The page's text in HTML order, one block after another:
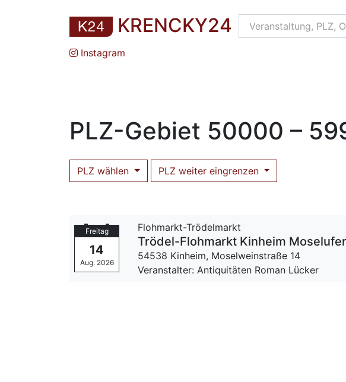
KRENCKY24
Instagram
PLZ-Gebiet 50000 –
PLZ wählen PLZ weiter eingrenzen
Freitag
14
Aug. 2026
Flohmarkt-Trödelmarkt
Trödel-Flohmarkt Kinheim Moselufer
54538 Kinheim, Moselweinstraße 14
Veranstalter: Antiquitäten Roman Lücker